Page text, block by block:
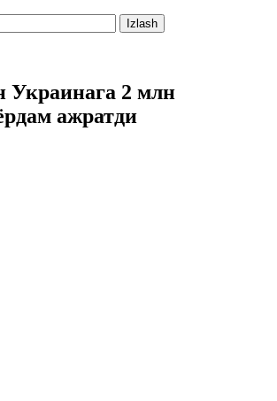
Украинага 2 млн
ажратди